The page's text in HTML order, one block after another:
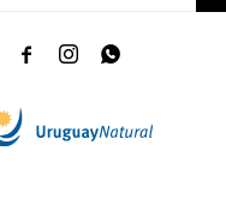
  